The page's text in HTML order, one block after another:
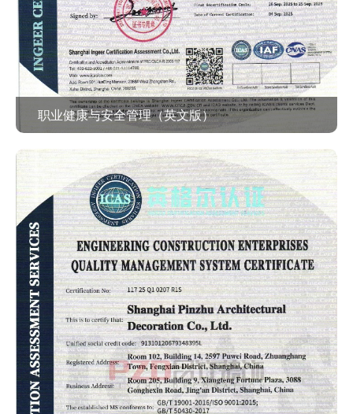
职业健康与安全管理（英文版）